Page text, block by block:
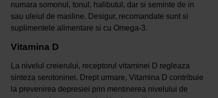
numara somonul, tonul, halibutul, dar si seminte de in
sau uleiul de masline. Desigur, recomandate sunt si
suplimentele alimentare si cu Omega-3.
Vitamina D
La nivelul creierului, receptorul vitaminei D regleaza
sinteza serotoninei. Drept urmare, Vitamina D contribuie
la prevenirea depresiei prin mentinerea nivelului de